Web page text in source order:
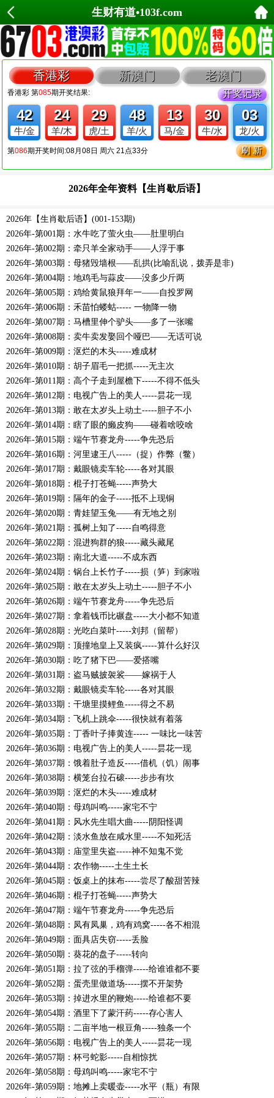
生财有道•103f.com
2026年全年资料【生肖歇后语】
2026年【生肖歇后语】(001-153期)
2026年-第001期：水牛吃了萤火虫——肚里明白
2026年-第002期：牵只羊全家动手――人浮于事
2026年-第003期：母猪毁墙根――乱拱(比喻乱说，拨弄是非)
2026年-第004期：地鸡毛与蒜皮——没多少斤两
2026年-第005期：鸡给黄鼠狼拜年一—―自投罗网
2026年-第006期：禾苗怕蝼蛄----- 一物降一物
2026年-第007期：马槽里伸个驴头――多了一张嘴
2026年-第008期：卖牛卖发娶回个哑巴――无话可说
2026年-第009期：沤烂的木头-----难成材
2026年-第010期：胡子眉毛一把抓-----无主次
2026年-第011期：高个子走到屋檐下-----不得不低头
2026年-第012期：电视广告上的美人-----昙花一现
2026年-第013期：敢在太岁头上动土-----胆子不小
2026年-第014期：瞎了眼的癞皮狗――碰着啥咬啥
2026年-第015期：端午节赛龙舟-----争先恐后
2026年-第016期：河里逮王八-----（捉）作弊（鳖）
2026年-第017期：戴眼镜卖车轮-----各对其眼
2026年-第018期：棍子打苍蝇-----声势大
2026年-第019期：隔年的金子-----抵不上现铜
2026年-第020期：青娃望玉兔――有无地之别
2026年-第021期：孤树上知了-----自鸣得意
2026年-第022期：混进狗群的狼-----藏头藏尾
2026年-第023期：南北大道-----不成东西
2026年-第024期：锅台上长竹子-----损（笋）到家啦
2026年-第025期：敢在太岁头上动土-----胆子不小
2026年-第026期：端午节赛龙舟-----争先恐后
2026年-第027期：拿着钱币比碾盘-----大小都不知道
2026年-第028期：光吃白菜叶-----刘邦（留帮）
2026年-第029期：顶撞地皇上又装疯-----算什么好汉
2026年-第030期：吃了猪下巴――爱搭嘴
2026年-第031期：盗马贼披袈裟——嫁祸于人
2026年-第032期：戴眼镜卖车轮-----各对其眼
2026年-第033期：干塘里摸鲤鱼-----得之不易
2026年-第034期：飞机上跳伞-----很快就有着落
2026年-第035期：丁香叶子捧黄连----- 一味比一味苦
2026年-第036期：电视广告上的美人-----昙花一现
2026年-第037期：饿着肚子造反-----借机（饥）闹事
2026年-第038期：横笼台拉石磙-----步步有坎
2026年-第039期：沤烂的木头-----难成材
2026年-第040期：母鸡叫鸣-----家宅不宁
2026年-第041期：风水先生唱大曲-----阴阳怪调
2026年-第042期：淡水鱼放在咸水里-----不知死活
2026年-第043期：庙堂里失盗-----神不知鬼不觉
2026年-第044期：农作物-----土生土长
2026年-第045期：饭桌上的抹布-----尝尽了酸甜苦辣
2026年-第046期：棍子打苍蝇-----声势大
2026年-第047期：端午节赛龙舟-----争先恐后
2026年-第048期：凤有凤巢，鸡有鸡窝-----各不相混
2026年-第049期：面具店失窃-----丢脸
2026年-第050期：葵花的盘子-----转向
2026年-第051期：拉了弦的手榴弹-----给谁谁都不要
2026年-第052期：蛋壳里做道场-----摆不开架势
2026年-第053期：掉进水里的鞭炮-----给谁都不要
2026年-第054期：酒里下了蒙汗药-----存心害人
2026年-第055期：二亩半地一根豆角-----独条一个
2026年-第056期：电视广告上的美人-----昙花一现
2026年-第057期：杯弓蛇影-----自相惊扰
2026年-第058期：母鸡叫鸣-----家宅不宁
2026年-第059期：地摊上卖暖壶-----水平（瓶）有限